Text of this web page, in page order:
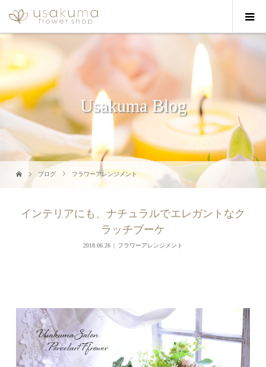
Usakuma Blog
ブログ フラワーアレンジメント
インテリアにも、ナチュラルでエレガントなク
ラッチブーケ
2018.06.26 フラワーアレンジメント